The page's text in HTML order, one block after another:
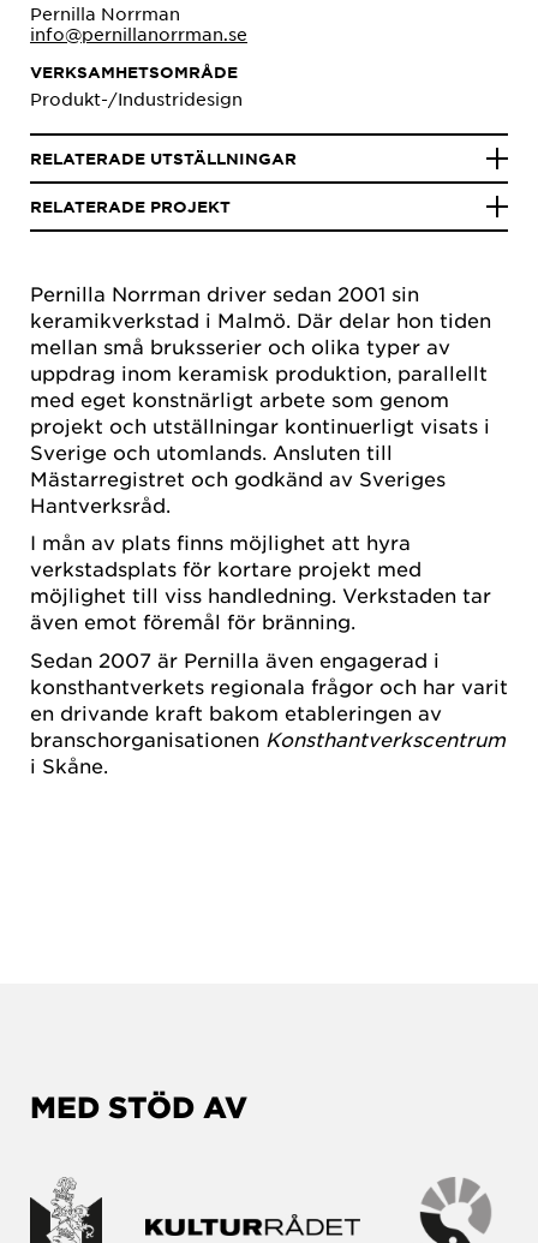
Pernilla Norrman driver sedan 2001 sin
keramikverkstad i Malmö. Där delar hon tiden
mellan små bruksserier och olika typer av
uppdrag inom keramisk produktion, parallellt
med eget konstnärligt arbete som genom
projekt och utställningar kontinuerligt visats i
Sverige och utomlands. Ansluten till
Mästarregistret och godkänd av Sveriges
Hantverksråd.
I mån av plats finns möjlighet att hyra
verkstadsplats för kortare projekt med
möjlighet till viss handledning. Verkstaden tar
även emot föremål för bränning.
Sedan 2007 är Pernilla även engagerad i
konsthantverkets regionala frågor och har varit
en drivande kraft bakom etableringen av
branschorganisationen Konsthantverkscentrum
i Skåne.
Pernilla Norrman
info@pernillanorrman.se
VERKSAMHETSOMRÅDE
Produkt-/Industridesign
RELATERADE UTSTÄLLNINGAR
RELATERADE PROJEKT
MED STÖD AV